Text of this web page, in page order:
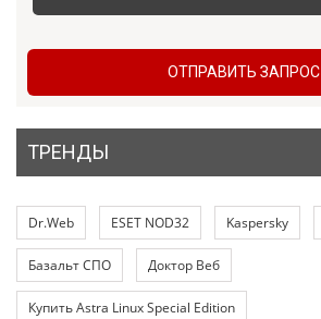
ОТПРАВИТЬ ЗАПРОС
ТРЕНДЫ
Dr.Web ESET NOD32 Kaspersky
Базальт СПО Доктор Веб
Купить Astra Linux Special Edition